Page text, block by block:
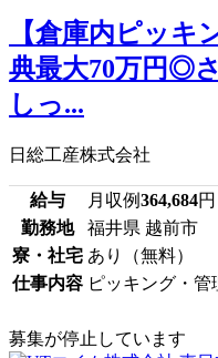
【倉庫内ピッキ
典最大70万円◎
しっ...
日総工産株式会社
給与 月収例364,684円
勤務地
福井県 越前市
寮・社宅 あり（無料）
仕事内容 ピッキング・管
募集が停止しています